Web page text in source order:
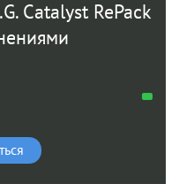
Catalyst RePack